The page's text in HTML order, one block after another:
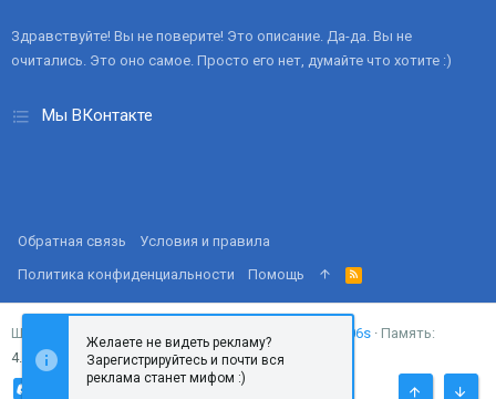
Здравствуйте! Вы не поверите! Это описание. Да-да. Вы не
очитались. Это оно самое. Просто его нет, думайте что хотите :)
Мы ВКонтакте
Обратная связь
Условия и правила
Политика конфиденциальности
Помощь
R
S
S
Ширина 0.0306s
Память
4.37MB
Желаете не видеть рекламу?
Зарегистрируйтесь и почти вся
реклама станет мифом :)